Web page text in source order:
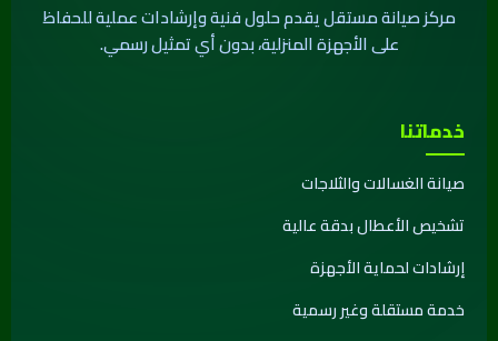
مركز صيانة مستقل يقدم حلول فنية وإرشادات عملية للحفاظ
على الأجهزة المنزلية، بدون أي تمثيل رسمي.
خدماتنا
صيانة الغسالات والثلاجات
تشخيص الأعطال بدقة عالية
إرشادات لحماية الأجهزة
خدمة مستقلة وغير رسمية